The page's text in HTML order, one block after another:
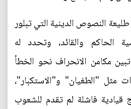
النصوص الدينية التي تبلور
الحاكم والقائد، وتحدد له
مكامن الانحراف نحو الخطأ
مثل "الطغيان" و"الاستكبار"،
قيادية فاشلة لم تقدم للشعوب